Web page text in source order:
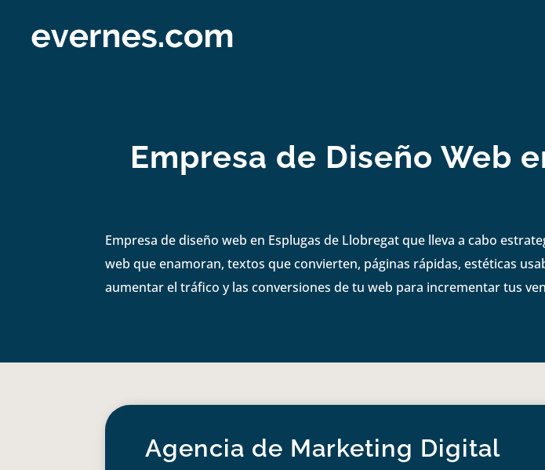
Empresa de Diseño Web
Empresa de diseño web en Esplugas de Llobregat que lleva a cabo
web que enamoran, textos que convierten, páginas rápidas, estéticas
aumentar el tráfico y las conversiones de tu web para incrementar tus
Agencia de Marketing Digital